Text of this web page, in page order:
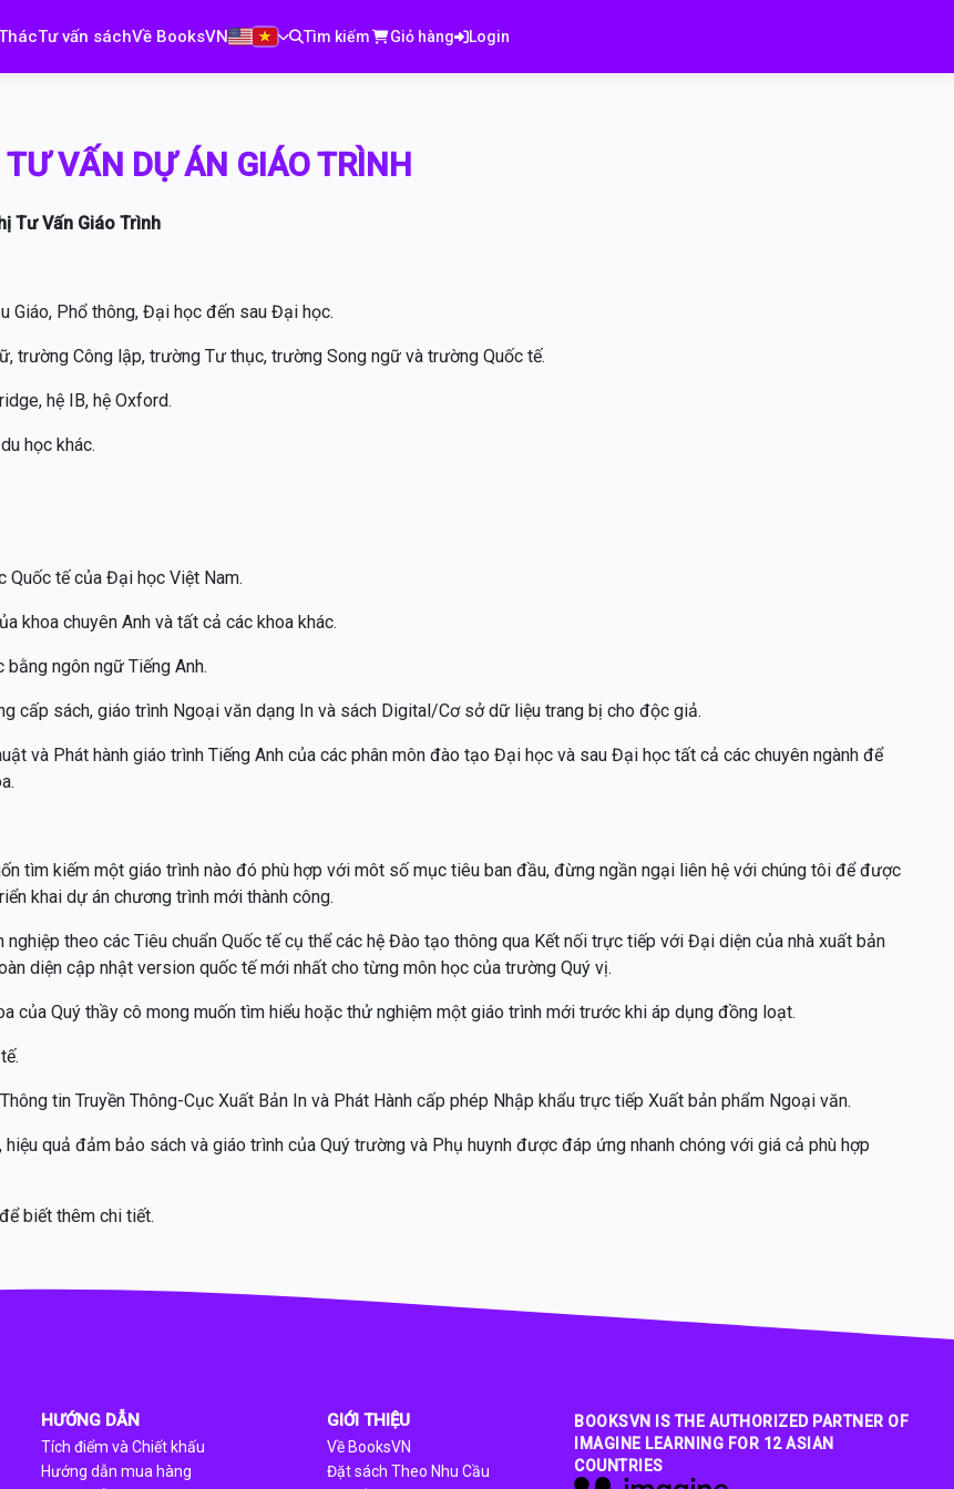
Tư vấn sáchVề BooksVN Tìm kiếm Giỏ hàng Login
TƯ VẤN DỰ ÁN GIÁO TRÌNH
Tư Vấn Giáo Trình
Giáo, Phổ thông, Đại học đến sau Đại học.
trường Công lập, trường Tư thục, trường Song ngữ và trường Quốc tế.
hệ IB, hệ Oxford.
học khác.
Quốc tế của Đại học Việt Nam.
khoa chuyên Anh và tất cả các khoa khác.
ngôn ngữ Tiếng Anh.
cấp sách, giáo trình Ngoại văn dạng In và sách Digital/Cơ sở dữ liệu trang bị cho độc giả.
và Phát hành giáo trình Tiếng Anh của các phân môn đào tạo Đại học và sau Đại học tất cả các chuyên ngành để
tìm kiếm một giáo trình nào đó phù hợp với môt số mục tiêu ban đầu, đừng ngần ngại liên hệ với chúng tôi để được
khai dự án chương trình mới thành công.
theo các Tiêu chuẩn Quốc tế cụ thể các hệ Đào tạo thông qua Kết nối trực tiếp với Đại diện của nhà xuất bản
diện cập nhật version quốc tế mới nhất cho từng môn học của trường Quý vị.
của Quý thầy cô mong muốn tìm hiểu hoặc thử nghiệm một giáo trình mới trước khi áp dụng đồng loạt.
tin Truyền Thông-Cục Xuất Bản In và Phát Hành cấp phép Nhập khẩu trực tiếp Xuất bản phẩm Ngoại văn.
quả đảm bảo sách và giáo trình của Quý trường và Phụ huynh được đáp ứng nhanh chóng với giá cả phù hợp
biết thêm chi tiết.
HƯỚNG DẪN
Tích điểm và Chiết khấu
Hướng dẫn mua hàng
GIỚI THIỆU
Về BooksVN
Đặt sách Theo Nhu Cầu
BOOKSVN IS THE AUTHORIZED PARTNER OF
IMAGINE LEARNING FOR 12 ASIAN
COUNTRIES